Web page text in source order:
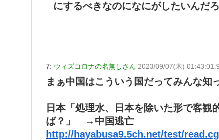
にするべきなのになにがしたいんだ
7: ウィズコロナの名無しさん 2023/09/07(木)
まぁ中国はこういう国だってみんな知
日本「処理水、日本を除いた形で客
ば？」 →中国逃亡
http://hayabusa9.5ch.net/test/